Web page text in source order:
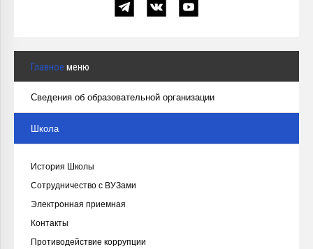
Главное меню
Сведения об образовательной организации
Школа
История Школы
Сотрудничество с ВУЗами
Электронная приемная
Контакты
Противодействие коррупции